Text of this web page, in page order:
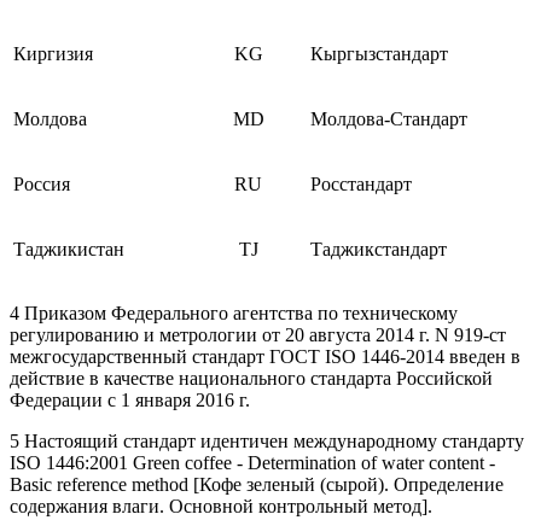
Киргизия KG Кыргызстандарт
Молдова MD Молдова-Стандарт
Россия RU Росстандарт
Таджикистан TJ Таджикстандарт
4 Приказом Федерального агентства по техническому
регулированию и метрологии от 20 августа 2014 г. N 919-ст
межгосударственный стандарт ГОСТ ISO 1446-2014 введен в
действие в качестве национального стандарта Российской
Федерации с 1 января 2016 г.
5 Настоящий стандарт идентичен международному стандарту
ISO 1446:2001 Green coffee - Determination of water content -
Basic reference method [Кофе зеленый (сырой). Определение
содержания влаги. Основной контрольный метод].